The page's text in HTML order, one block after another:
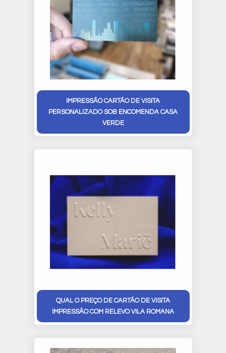
IMPRESSÃO CARTÃO DE VISITA
PERSONALIZADO SOB ENCOMENDA CASA
VERDE
QUAL O PREÇO DE CARTÃO DE VISITA
IMPRESSÃO COM RELEVO VILA ROMANA